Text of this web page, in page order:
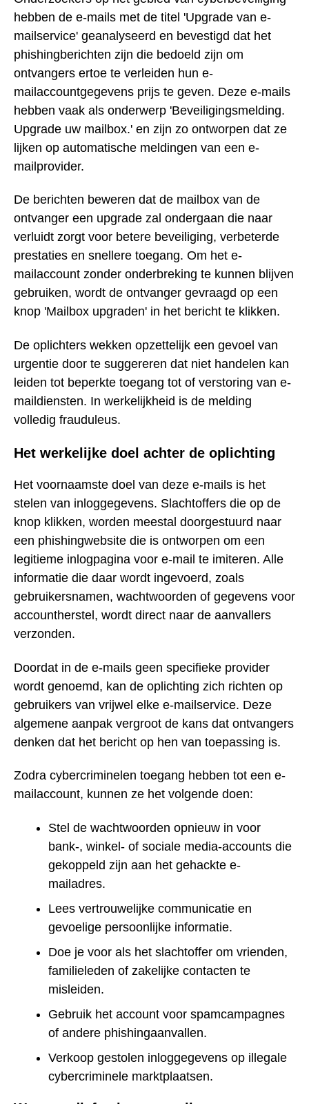
hebben de e-mails met de titel 'Upgrade van e-
mailservice' geanalyseerd en bevestigd dat het
phishingberichten zijn die bedoeld zijn om
ontvangers ertoe te verleiden hun e-
mailaccountgegevens prijs te geven. Deze e-mails
hebben vaak als onderwerp 'Beveiligingsmelding.
Upgrade uw mailbox.' en zijn zo ontworpen dat ze
lijken op automatische meldingen van een e-
mailprovider.
De berichten beweren dat de mailbox van de
ontvanger een upgrade zal ondergaan die naar
verluidt zorgt voor betere beveiliging, verbeterde
prestaties en snellere toegang. Om het e-
mailaccount zonder onderbreking te kunnen blijven
gebruiken, wordt de ontvanger gevraagd op een
knop 'Mailbox upgraden' in het bericht te klikken.
De oplichters wekken opzettelijk een gevoel van
urgentie door te suggereren dat niet handelen kan
leiden tot beperkte toegang tot of verstoring van e-
maildiensten. In werkelijkheid is de melding
volledig frauduleus.
Het werkelijke doel achter de oplichting
Het voornaamste doel van deze e-mails is het
stelen van inloggegevens. Slachtoffers die op de
knop klikken, worden meestal doorgestuurd naar
een phishingwebsite die is ontworpen om een
legitieme inlogpagina voor e-mail te imiteren. Alle
informatie die daar wordt ingevoerd, zoals
gebruikersnamen, wachtwoorden of gegevens voor
accountherstel, wordt direct naar de aanvallers
verzonden.
Doordat in de e-mails geen specifieke provider
wordt genoemd, kan de oplichting zich richten op
gebruikers van vrijwel elke e-mailservice. Deze
algemene aanpak vergroot de kans dat ontvangers
denken dat het bericht op hen van toepassing is.
Zodra cybercriminelen toegang hebben tot een e-
mailaccount, kunnen ze het volgende doen:
Stel de wachtwoorden opnieuw in voor
bank-, winkel- of sociale media-accounts die
gekoppeld zijn aan het gehackte e-
mailadres.
Lees vertrouwelijke communicatie en
gevoelige persoonlijke informatie.
Doe je voor als het slachtoffer om vrienden,
familieleden of zakelijke contacten te
misleiden.
Gebruik het account voor spamcampagnes
of andere phishingaanvallen.
Verkoop gestolen inloggegevens op illegale
cybercriminele marktplaatsen.